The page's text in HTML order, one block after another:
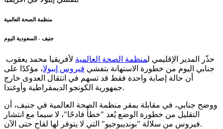
منظمة الصحة العالمية
جنيف - السعودية اليوم
حذّر المدير الإقليمي لمنظمة الصحة العالمية لأفريقيا محمد يعقوب
جنابي اليوم من خطورة الاستهانة بتفشي فيروس إيبولا، مؤكدًا على
أن حالة إصابة واحدة فقط قد تسهم في انتقال العدوى خارج
جمهورية الكونجو الديمقراطية وأوغندا.
ووضح جنابي، في مقابلة بمقر منظمة الصحة العالمية في جنيف، أن
التقليل من خطورة الوضع يُعد "خطأً فادحًا"، لا سيما مع انتشار
فيروس من سلالة "بونديبوجيو" التي لا يتوفر لها لقاح حتى الآن.